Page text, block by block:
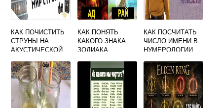
КАК ПОЧИСТИТЬ
СТРУНЫ НА
АКУСТИЧЕСКОЙ
КАК ПОНЯТЬ
КАКОГО ЗНАКА
ЗОДИАКА
КАК ПОСЧИТАТЬ
ЧИСЛО ИМЕНИ В
НУМЕРОЛОГИИ